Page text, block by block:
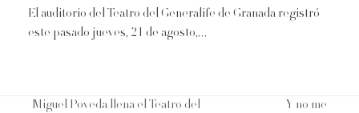
El auditorio del Teatro del Generalife de Granada registró
este pasado jueves, 21 de agosto,…
Miguel Poveda llena el Teatro del
Y no me